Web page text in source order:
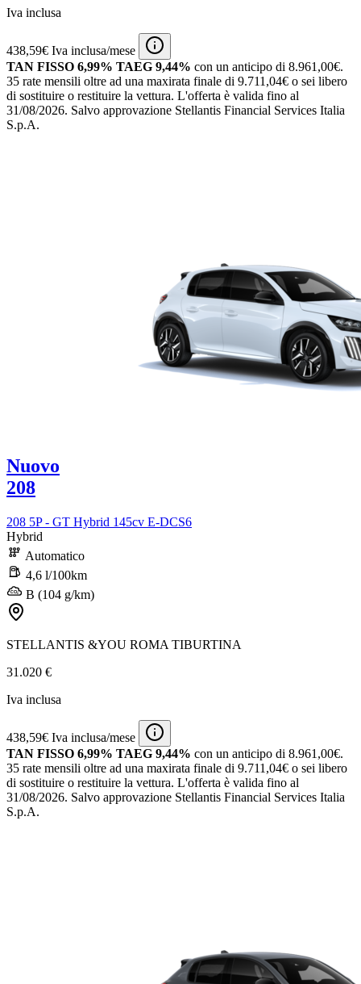
Iva inclusa
438,59€ Iva inclusa/mese
TAN FISSO 6,99% TAEG 9,44% con un anticipo di 8.961,00€.
35 rate mensili oltre ad una maxirata finale di 9.711,04€ o sei libero
di sostituire o restituire la vettura. L'offerta è valida fino al
31/08/2026. Salvo approvazione Stellantis Financial Services Italia
S.p.A.
Nuovo
208
208 5P - GT Hybrid 145cv E-DCS6
Hybrid
Automatico
4,6 l/100km
B (104 g/km)
STELLANTIS &YOU ROMA TIBURTINA
31.020 €
Iva inclusa
438,59€ Iva inclusa/mese
TAN FISSO 6,99% TAEG 9,44% con un anticipo di 8.961,00€.
35 rate mensili oltre ad una maxirata finale di 9.711,04€ o sei libero
di sostituire o restituire la vettura. L'offerta è valida fino al
31/08/2026. Salvo approvazione Stellantis Financial Services Italia
S.p.A.